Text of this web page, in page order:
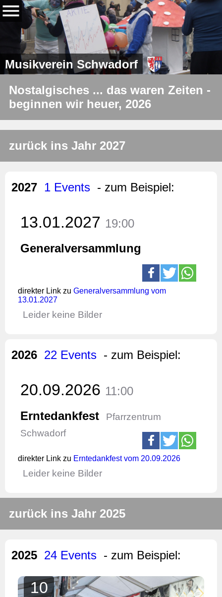
Musikverein Schwadorf
Nostalgisches ... das waren Zeiten -
beginnen wir heuer, 2026
zurück ins Jahr 2027
2027 1 Events - zum Beispiel:
13.01.2027 19:00
Generalversammlung
direkter Link zu Generalversammlung vom
13.01.2027
Leider keine Bilder
2026 22 Events - zum Beispiel:
20.09.2026 11:00
Erntedankfest
Pfarrzentrum
Schwadorf
direkter Link zu Erntedankfest vom 20.09.2026
Leider keine Bilder
zurück ins Jahr 2025
2025 24 Events - zum Beispiel:
10